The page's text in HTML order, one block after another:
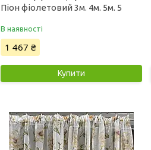
Піон фіолетовий 3м. 4м. 5м. 5
В наявності
1 467 ₴
Купити